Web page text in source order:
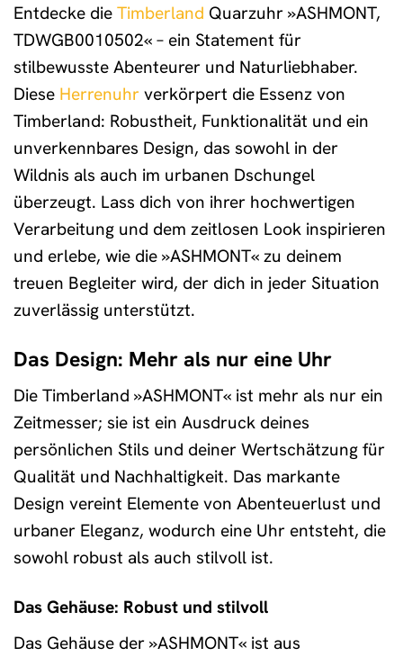
Entdecke die Timberland Quarzuhr »ASHMONT,
TDWGB0010502« – ein Statement für
stilbewusste Abenteurer und Naturliebhaber.
Diese Herrenuhr verkörpert die Essenz von
Timberland: Robustheit, Funktionalität und ein
unverkennbares Design, das sowohl in der
Wildnis als auch im urbanen Dschungel
überzeugt. Lass dich von ihrer hochwertigen
Verarbeitung und dem zeitlosen Look inspirieren
und erlebe, wie die »ASHMONT« zu deinem
treuen Begleiter wird, der dich in jeder Situation
zuverlässig unterstützt.
Das Design: Mehr als nur eine Uhr
Die Timberland »ASHMONT« ist mehr als nur ein
Zeitmesser; sie ist ein Ausdruck deines
persönlichen Stils und deiner Wertschätzung für
Qualität und Nachhaltigkeit. Das markante
Design vereint Elemente von Abenteuerlust und
urbaner Eleganz, wodurch eine Uhr entsteht, die
sowohl robust als auch stilvoll ist.
Das Gehäuse: Robust und stilvoll
Das Gehäuse der »ASHMONT« ist aus